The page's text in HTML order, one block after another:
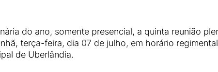
do ano, somente presencial, a quinta reunião
terça-feira, dia 07 de julho, em horário
de Uberlândia.